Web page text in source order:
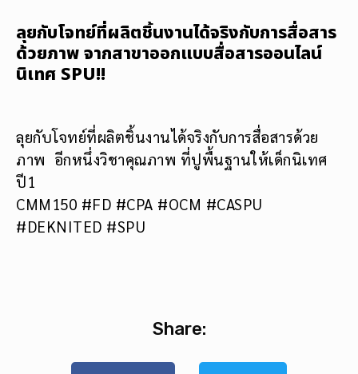
ลุยกับโจทย์ที่ผลิตชิ้นงานได้จริงกับการสื่อสาร
ด้วยภาพ จากสาขาออกแบบสื่อสารออนไลน์
นิเทศ SPU!!
ลุยกับโจทย์ที่ผลิตชิ้นงานได้จริงกับการสื่อสารด้วย
ภาพ อีกหนึ่งวิชาคุณภาพ ที่ปูพื้นฐานให้เด็กนิเทศ
ปี1
CMM150 #FD #CPA #OCM #CASPU
#DEKNITED #SPU
Share: